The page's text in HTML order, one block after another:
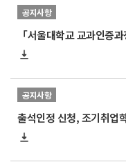
공지사항
「서울대학교 교과인
공지사항